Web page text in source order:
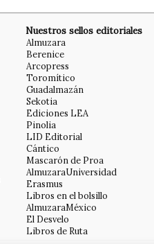
Nuestros sellos editoriales
Almuzara
Berenice
Arcopress
Toromítico
Guadalmazán
Sekotia
Ediciones LEA
Pinolia
LID Editorial
Cántico
Mascarón de Proa
AlmuzaraUniversidad
Erasmus
Libros en el bolsillo
AlmuzaraMéxico
El Desvelo
Libros de Ruta